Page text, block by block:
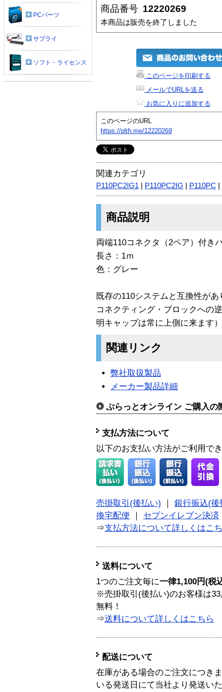
商品番号 12220269
本商品は販売を終了しました
このページを印刷する
メールでURLを送る
お気に入りに追加する
このページのURL
https://plth.me/12220269
関連カテゴリ
P110PC2IG1 P110PC2IG P110PC
商品説明
両端110コネクタ（2ペア）付き
長さ：1ｍ
色：グレー
既存の110システムと互換性があ
コネクティング・ブロックへの
明キャップは常に上側に来ます
関連リンク
弊社取扱製品
メーカー製品詳細
ぷらっとオンライン ご購入の
支払方法について
以下のお支払い方法がご利用で
売掛取引(後払い)
銀行振込(後
換宅配便
セブンイレブン決済
⇒支払方法について詳しくはこ
送料について
1つのご注文毎に一律1,100円(税
※売掛取引(後払い)のお客様は
無料！
⇒送料について詳しくはこちら
配送について
在庫がある場合のご注文につき
いる発送日にて当社より発送い
PCパーツ
サプライ
ソフト・ライセンス